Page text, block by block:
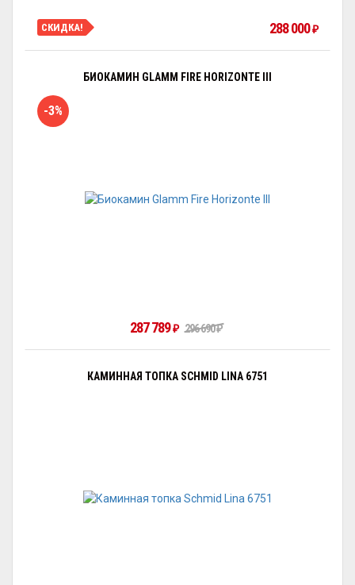
СКИДКА! 288 000 ₽
БИОКАМИН GLAMM FIRE HORIZONTE III
-3%
287 789 ₽ 296 690₽
КАМИННАЯ ТОПКА SCHMID LINA 6751